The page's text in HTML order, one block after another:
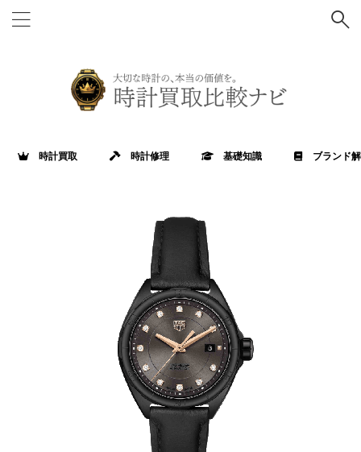
時計買取 時計修理 基礎知識 ブランド